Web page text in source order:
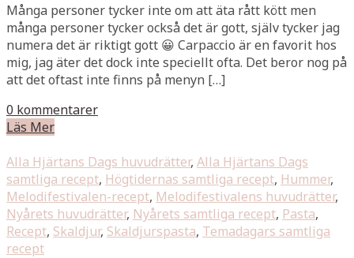
Många personer tycker inte om att äta rått kött men
många personer tycker också det är gott, själv tycker jag
numera det är riktigt gott 😀 Carpaccio är en favorit hos
mig, jag äter det dock inte speciellt ofta. Det beror nog på
att det oftast inte finns på menyn […]
0 kommentarer
Läs Mer
Alla Hjärtans Dags huvudrätter, Alla Hjärtans Dags
samtliga recept, Högtidernas samtliga recept, Hummer,
Melodifestivalen-recept, Melodifestivalens huvudrätter,
Nyårets huvudrätter, Nyårets samtliga recept, Pasta,
Recept, Skaldjur, Skaldjurspasta, Temadagars samtliga
recept